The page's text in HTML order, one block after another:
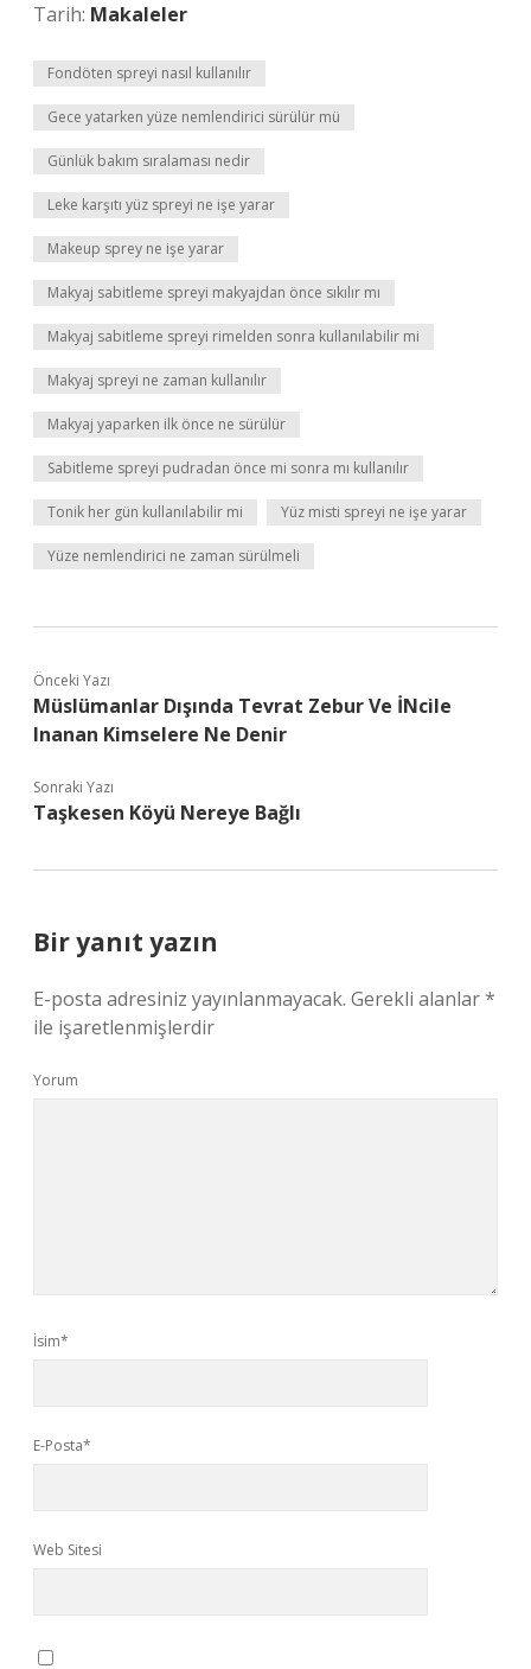
Tarih: Makaleler
Fondöten spreyi nasıl kullanılır
Gece yatarken yüze nemlendirici sürülür mü
Günlük bakım sıralaması nedir
Leke karşıtı yüz spreyi ne işe yarar
Makeup sprey ne işe yarar
Makyaj sabitleme spreyi makyajdan önce sıkılır mı
Makyaj sabitleme spreyi rimelden sonra kullanılabilir mi
Makyaj spreyi ne zaman kullanılır
Makyaj yaparken ilk önce ne sürülür
Sabitleme spreyi pudradan önce mi sonra mı kullanılır
Tonik her gün kullanılabilir mi Yüz misti spreyi ne işe yarar
Yüze nemlendirici ne zaman sürülmeli
Önceki Yazı
Müslümanlar Dışında Tevrat Zebur Ve İNcile
Inanan Kimselere Ne Denir
Sonraki Yazı
Taşkesen Köyü Nereye Bağlı
Bir yanıt yazın
E-posta adresiniz yayınlanmayacak. Gerekli alanlar*
ile işaretlenmişlerdir
Yorum
İsim*
E-Posta*
Web Sitesi